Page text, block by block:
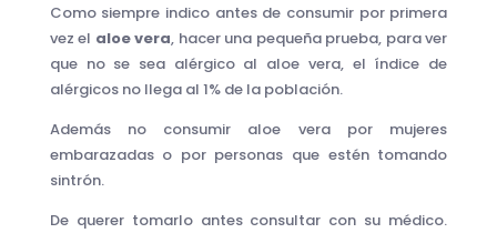
Como siempre indico antes de consumir por primera
vez el aloe vera, hacer una pequeña prueba, para ver
que no se sea alérgico al aloe vera, el índice de
alérgicos no llega al 1% de la población.
Además no consumir aloe vera por mujeres
embarazadas o por personas que estén tomando
sintrón.
De querer tomarlo antes consultar con su médico.